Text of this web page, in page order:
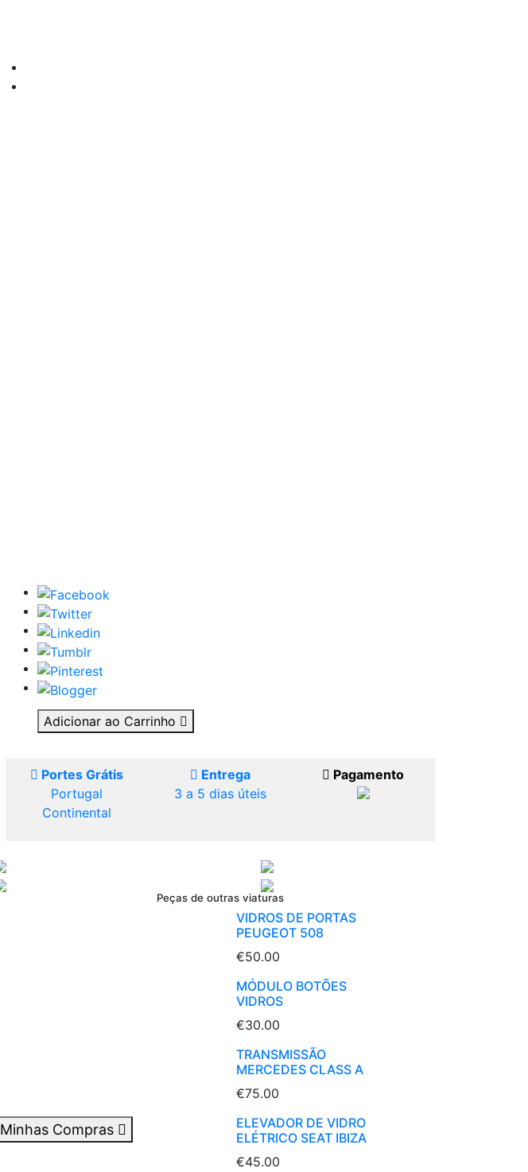
Adicionar ao Carrinho
Portes Grátis
Portugal
Continental
Entrega
3 a 5 dias úteis
Pagamento
Minhas Compras
Peças de outras viaturas
VIDROS DE PORTAS
PEUGEOT 508
€50.00
MÓDULO BOTÕES
VIDROS
€30.00
TRANSMISSÃO
MERCEDES CLASS A
€75.00
ELEVADOR DE VIDRO
ELÉTRICO SEAT IBIZA
€45.00